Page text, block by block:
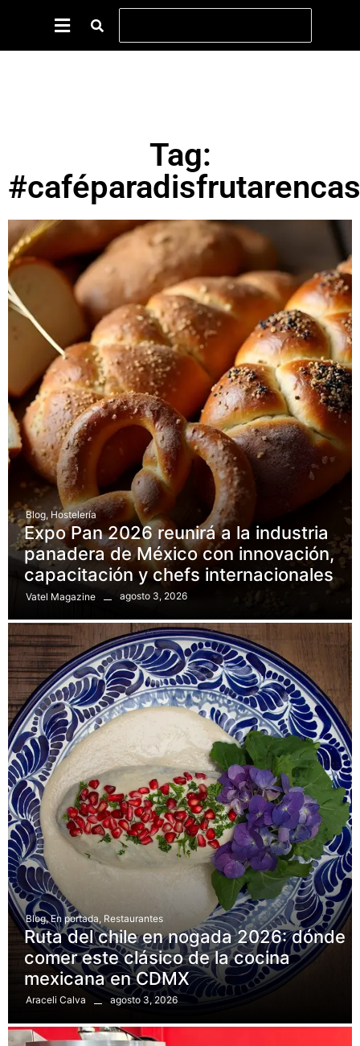
Tag:
Blog, Hostelería
Expo Pan 2026 reunirá a la industria
panadera de México con innovación,
capacitación y chefs internacionales
Vatel Magazine agosto 3, 2026
Blog, En portada Restaurantes
Ruta del chile en nogada 2026: dónde
comer este clásico de la cocina
mexicana en CDMX
Araceli Calva agosto 3, 2026